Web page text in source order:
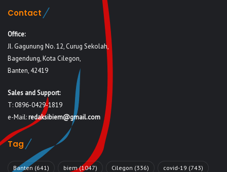
Contact
Office:
Jl. Gagunung No. 12, Curug Sekolah,
Bagendung, Kota Cilegon,
Banten, 42419
Sales and Support:
T: 0896-0429-1819
e-Mail:redaksibiem@gmail.com
Tag
Banten (641) biem(1047) Cilegon (336) covid-19 (743)